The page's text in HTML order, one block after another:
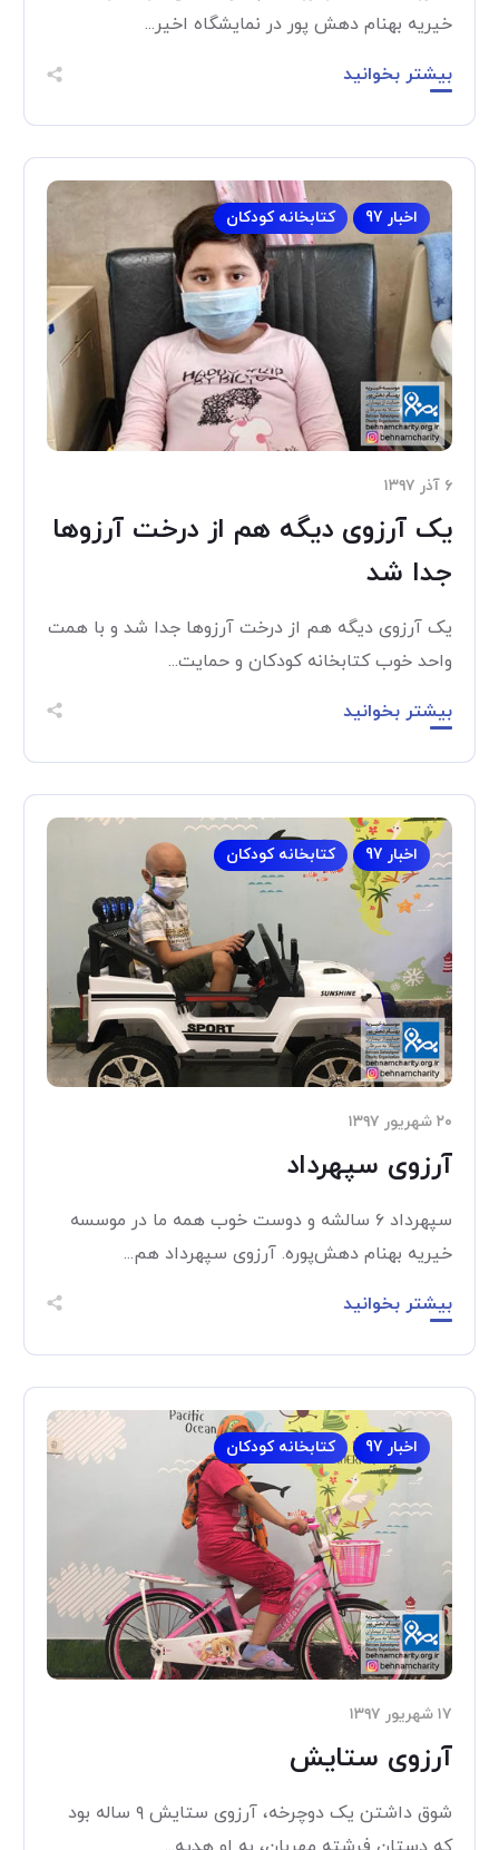
خیریه بهنام دهش پور در نمایشگاه اخیر...
بیشتر بخوانید
اخبار 97 کتابخانه کودکان
۶ آذر ۱۳۹۷
یک آرزوی دیگه هم از درخت آرزوها
جدا شد
یک آرزوی دیگه هم از درخت آرزوها جدا شد و با همت
واحد خوب کتابخانه کودکان و حمایت...
بیشتر بخوانید
اخبار 97 کتابخانه کودکان
۲۰ شهریور ۱۳۹۷
آرزوی سپهرداد
سپهرداد ۶ سالشه و دوست خوب همه ما در موسسه
خیریه بهنام دهش‌پوره. آرزوی سپهرداد هم...
بیشتر بخوانید
اخبار 97 کتابخانه کودکان
۱۷ شهریور ۱۳۹۷
آرزوی ستایش
شوق داشتن یک دوچرخه، آرزوی ستایش ۹ ساله بود